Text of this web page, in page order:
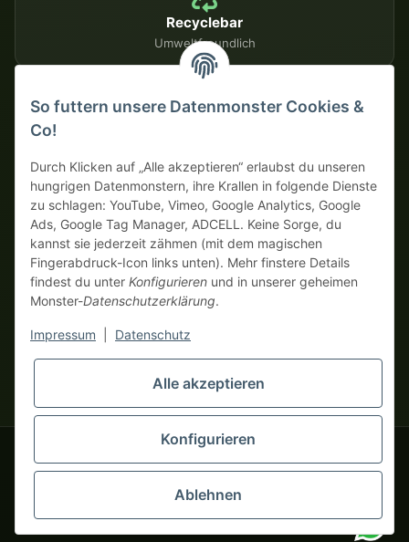
Recyclebar
Umweltfreundlich
SICHERE ZAHLUNGSMETHODEN
* Alle Preise zzgl. gesetzlicher USt., zzgl.
BGB), keine Privatkunden (§ 13 BGB).
Preise in Fremdwährungen dienen der Orientierung und basieren
auf dem aktuellen Wechselkurs. Verbindliche
© 2020-2026 tapemonster - Alle Rechte vorbehalten. Design by
Tausende zufriedene Kunden seit 2020
So futtern unsere Datenmonster Cookies &
Co!
Durch Klicken auf „Alle akzeptieren“ erlaubst du unseren
hungrigen Datenmonstern, ihre Krallen in folgende Dienste
zu schlagen: YouTube, Vimeo, Google Analytics, Google
Ads, Google Tag Manager, ADCELL. Keine Sorge, du
kannst sie jederzeit zähmen (mit dem magischen
Fingerabdruck-Icon links unten). Mehr finstere Details
findest du unter Konfigurieren und in unserer geheimen
Monster-Datenschutzerklärung.
Impressum Datenschutz
Alle akzeptieren
Konfigurieren
Ablehnen
Dein WhatsApp-Tor zur
Monster Service Team
von tapemonster.de
Hallo und herzlich
willkommen bei
tapemonster.de Flüstere mir
dein Problem zu – ich klebe
Für diesen Service benötigst du WhatsApp.
Alternativ kannst du auch unserKontaktformular
benutzen.